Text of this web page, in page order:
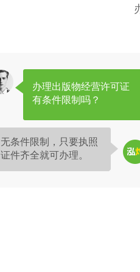
办理出版物经营许可证
有条件限制吗？
无条件限制，只要执照
证件齐全就可办理。